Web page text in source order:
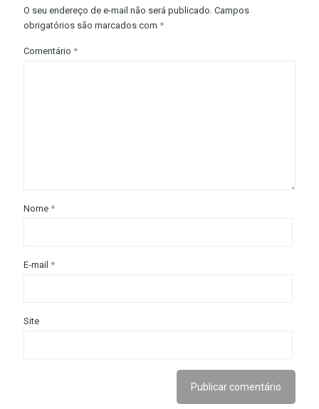
O seu endereço de e-mail não será publicado. Campos
obrigatórios são marcados com *
Comentário *
Nome *
E-mail *
Site